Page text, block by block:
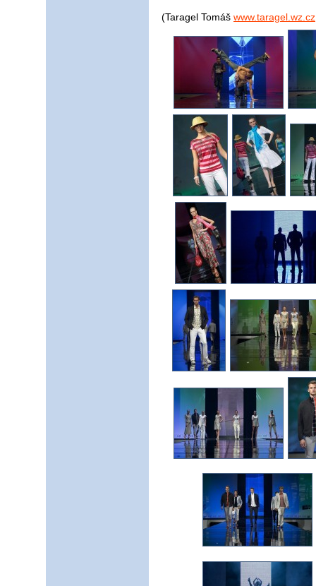
(Taragel Tomáš www.taragel.wz.cz